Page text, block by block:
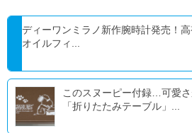
ディーワンミラノ新作腕時計発売！
オイルフィ...
このスヌーピー付録…可愛
「折りたたみテーブル」...